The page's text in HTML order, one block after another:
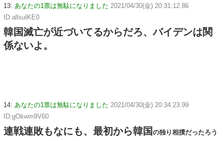
13: あなたの1票は無駄になりました 2021/04/30(金) 20:31:12.86
ID:allsulKE0
韓国滅亡が近づいてるからだろ、バイデンは関
係ないよ。
14: あなたの1票は無駄になりました 2021/04/30(金) 20:34:23.99
ID:gOkwm9V60
連戦連敗もなにも、最初から韓国 の独り相撲だったろう